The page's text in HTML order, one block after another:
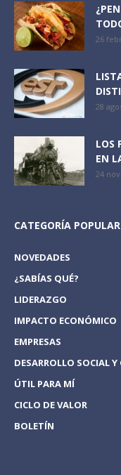
26
28
LOS
EN
24
CATEGORÍA POPULAR
NOVEDADES
¿SABÍAS QUÉ?
LIDERAZGO
IMPACTO ECONÓMICO
EMPRESAS
DESARROLLO SOCIAL
ÚTIL PARA MÍ
CICLO DE VALOR
BOLETÍN